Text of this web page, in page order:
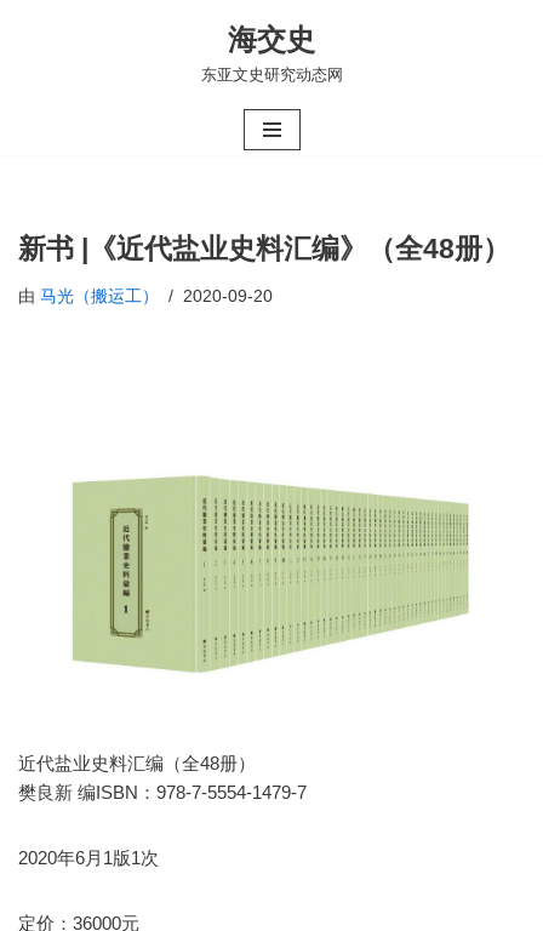
海交史
东亚文史研究动态网
新书 |《​近代盐业史料汇编》（全48册）
由 马光（搬运工） 2020-09-20
近代盐业史料汇编（全48册）
樊良新 编ISBN：978-7-5554-1479-7
2020年6月1版1次
定价：36000元